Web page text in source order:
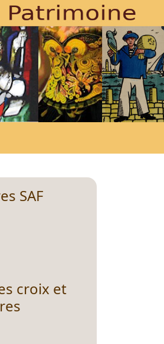
SAF
croix et